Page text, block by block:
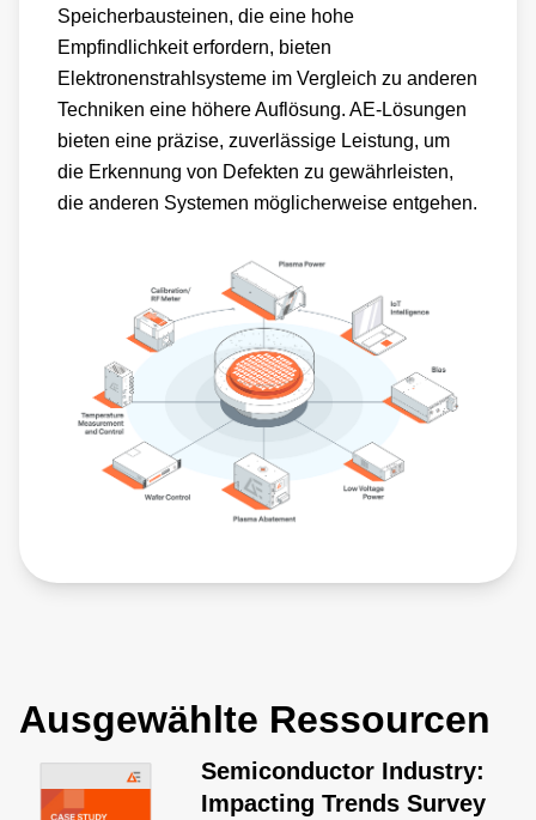
Speicherbausteinen, die eine hohe
Empfindlichkeit erfordern, bieten
Elektronenstrahlsysteme im Vergleich zu anderen
Techniken eine höhere Auflösung. AE-Lösungen
bieten eine präzise, zuverlässige Leistung, um
die Erkennung von Defekten zu gewährleisten,
die anderen Systemen möglicherweise entgehen.
Ausgewählte Ressourcen
Semiconductor Industry:
Impacting Trends Survey